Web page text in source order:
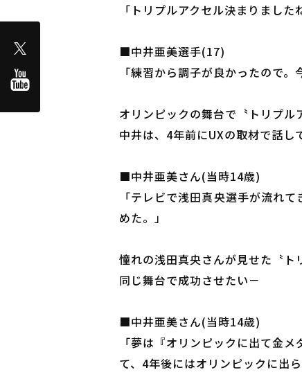
「トリプルアクセル決まりました
■中井亜美選手(17)
「練習から調子が良かったので
オリンピックの舞台で〝トリプル
中井は、4年前にUXの取材で話し
■中井亜美さん(当時14歳)
「テレビで浅田真央選手が流れ
めた。」
憧れの浅田真央さんが見せた〝ト
同じ舞台で成功させたい－
■中井亜美さん(当時14歳)
「夢は『オリンピックに出て金
て、4年後にはオリンピックに出